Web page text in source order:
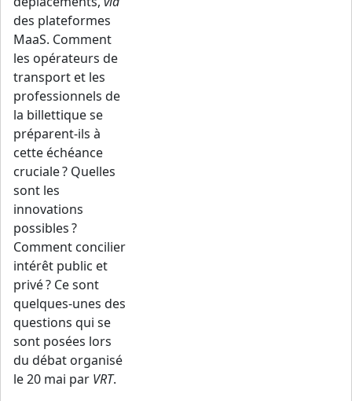
des plateformes
MaaS. Comment
les opérateurs de
transport et les
professionnels de
la billettique se
préparent-ils à
cette échéance
cruciale ? Quelles
sont les
innovations
possibles ?
Comment concilier
intérêt public et
privé ? Ce sont
quelques-unes des
questions qui se
sont posées lors
du débat organisé
le 20 mai par VRT.